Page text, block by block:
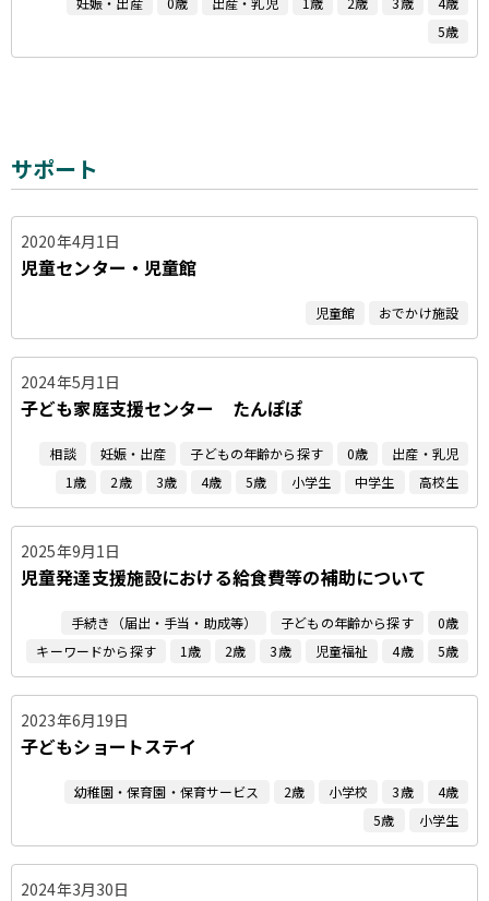
5歳
サポート
2020年4月1日
児童センター・児童館
児童館 おでかけ施設
2024年5月1日
子ども家庭支援センター たんぽぽ
相談 妊娠・出産 子どもの年齢から探す 0歳
出産・乳児
1歳
2歳 3歳 4歳 5歳 小学生 中学生 高校生
2025年9月1日
児童発達支援施設における給食費等の補助について
手続き（届出・手当・助成等） 子どもの年齢から探す
0歳
キーワードから探す
1歳 2歳 3歳 児童福祉 4歳 5歳
2023年6月19日
子どもショートステイ
幼稚園・保育園・保育サービス 2歳 小学校 3歳
4歳
5歳
小学生
2024年3月30日